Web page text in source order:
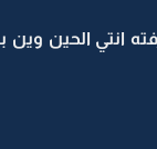
انتي الحين وين